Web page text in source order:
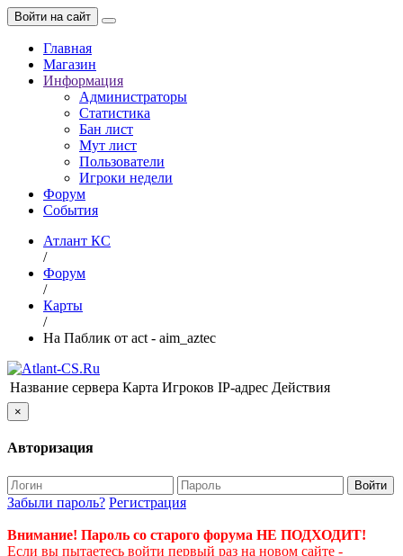
Войти на сайт
Главная
Магазин
Информация
Администраторы
Статистика
Бан лист
Мут лист
Пользователи
Игроки недели
Форум
События
Атлант КС
/
Форум
/
Карты
/
На Паблик от act - aim_aztec
Название сервера Карта Игроков IP-адрес Действия
×
Авторизация
Войти
Забыли пароль? Регистрация
Внимание! Пароль со старого форума НЕ ПОДХОДИТ!
Если вы пытаетесь войти первый раз на новом сайте -